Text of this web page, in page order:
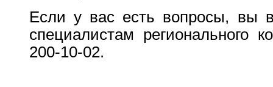
Если у вас есть вопросы, вы
специалистам регионального
200-10-02.